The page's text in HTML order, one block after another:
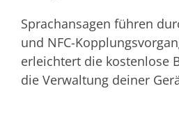
Sprachansagen führen
und NFC-
erleichtert die kostenlose
die Verwaltung deiner